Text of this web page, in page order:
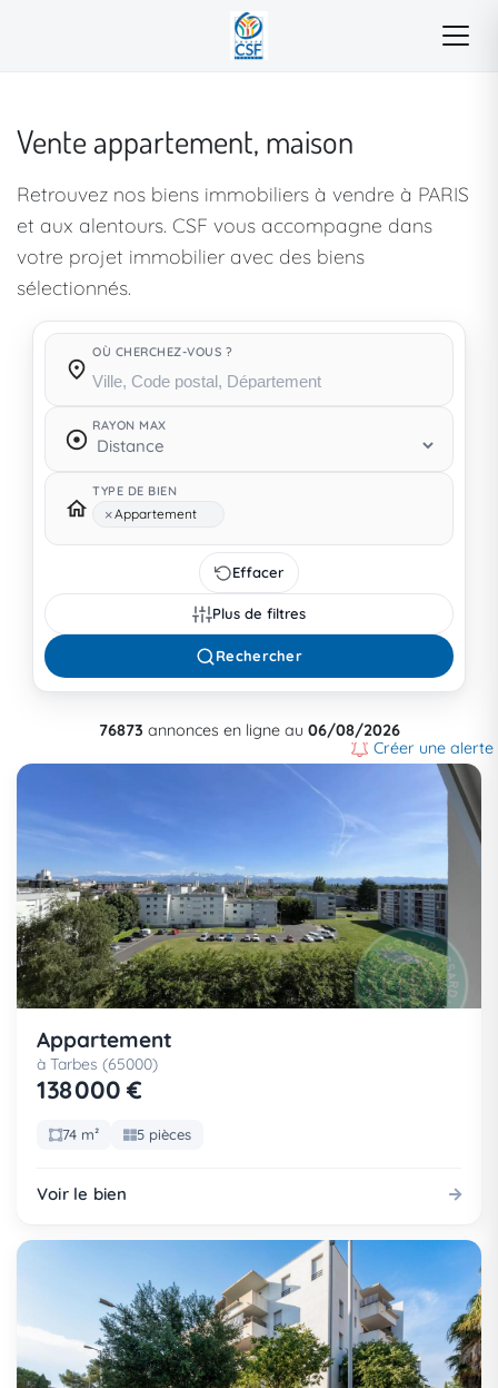
Vente appartement, maison
Retrouvez nos biens immobiliers à vendre à PARIS
et aux alentours. CSF vous accompagne dans
votre projet immobilier avec des biens
sélectionnés.
OÙ CHERCHEZ-VOUS ?
RAYON MAX
TYPE DE BIEN
×Appartement
Effacer
Plus de filtres
Rechercher
76873 annonces en ligne au 06/08/2026
Créer une alerte
Appartement
à Tarbes (65000)
138 000 €
74 m² 5 pièces
Voir le bien